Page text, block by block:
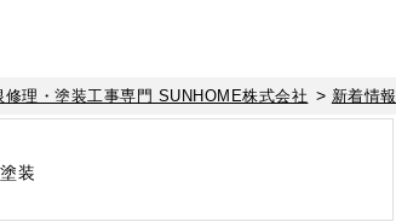
修理・塗装工事専門 SUNHOME株式会社 > 新着情報
装